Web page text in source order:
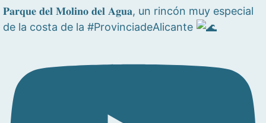
𝐏𝐚𝐫𝐪𝐮𝐞 𝐝𝐞𝐥 𝐌𝐨𝐥𝐢𝐧𝐨 𝐝𝐞𝐥 𝐀𝐠𝐮𝐚, un rincón muy especial
de la costa de la #ProvinciadeAlicante